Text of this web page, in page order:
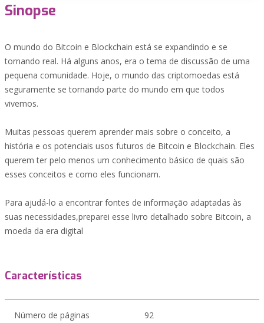
Sinopse
O mundo do Bitcoin e Blockchain está se expandindo e se
tornando real. Há alguns anos, era o tema de discussão de uma
pequena comunidade. Hoje, o mundo das criptomoedas está
seguramente se tornando parte do mundo em que todos
vivemos.
Muitas pessoas querem aprender mais sobre o conceito, a
história e os potenciais usos futuros de Bitcoin e Blockchain. Eles
querem ter pelo menos um conhecimento básico de quais são
esses conceitos e como eles funcionam.
Para ajudá-lo a encontrar fontes de informação adaptadas às
suas necessidades,preparei esse livro detalhado sobre Bitcoin, a
moeda da era digital
Características
Número de páginas 92